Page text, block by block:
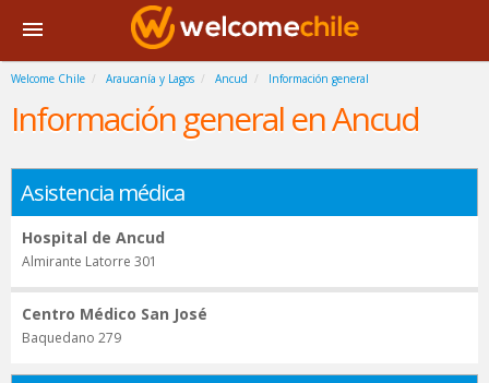
Welcome Chile Araucanía y Lagos Ancud Información general
Información general en Ancud
Asistencia médica
Hospital de Ancud
Almirante Latorre 301
Centro Médico San José
Baquedano 279